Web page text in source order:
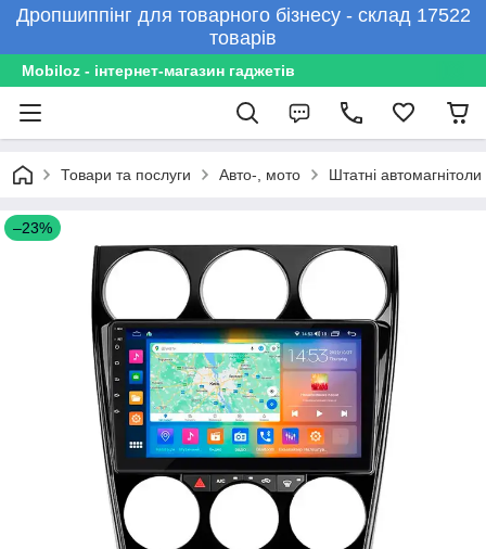
Дропшиппінг для товарного бізнесу - склад 17522
товарів
Mobiloz - інтернет-магазин гаджетів
Товари та послуги Авто-, мото Штатні автомагнітоли
–23%